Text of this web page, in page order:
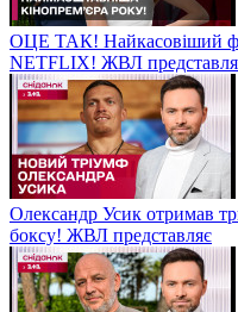
ОЦЕ ТАК! Найкасовіший
NETFLIX! ЖВЛ
Олександр Усик отримав
боксу! ЖВЛ представляє